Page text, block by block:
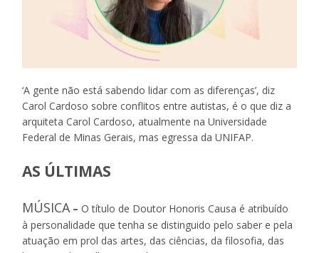
‘A gente não está sabendo lidar com as diferenças’, diz
Carol Cardoso sobre conflitos entre autistas, é o que diz a
arquiteta Carol Cardoso, atualmente na Universidade
Federal de Minas Gerais, mas egressa da UNIFAP.
AS ÚLTIMAS
MÚSICA – O título de Doutor Honoris Causa é atribuído
à personalidade que tenha se distinguido pelo saber e pela
atuação em prol das artes, das ciências, da filosofia, das